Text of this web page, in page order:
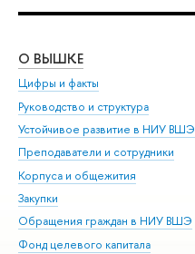
О ВЫШКЕ
Цифры и факты
Руководство и структура
Устойчивое развитие в НИУ ВШЭ
Преподаватели и сотрудники
Корпуса и общежития
Закупки
Обращения граждан в НИУ ВШЭ
Фонд целевого капитала